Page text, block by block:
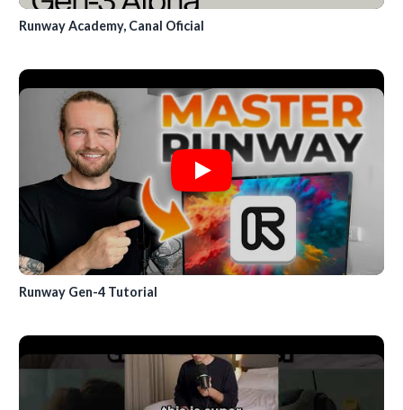
Runway Academy, Canal Oficial
Runway Gen-4 Tutorial